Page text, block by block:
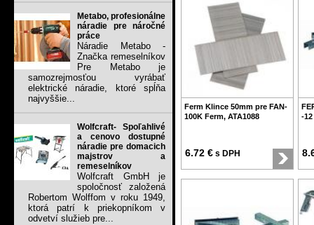
Metabo, profesionálne
náradie pre náročné
práce
Náradie Metabo -
Značka remeselníkov
Pre Metabo je
samozrejmosťou vyrábať
elektrické náradie, ktoré spĺňa
najvyššie...
Wolfcraft- Spoľahlivé
a cenovo dostupné
náradie pre domacich
majstrov a
remeselníkov
Wolfcraft GmbH je
spoločnosť založená
Robertom Wolffom v roku 1949,
ktorá patrí k priekopníkom v
odvetví služieb pre...
Ferm Klince 50mm pre FAN-
100K Ferm, ATA1088
6.72 € s DPH
-